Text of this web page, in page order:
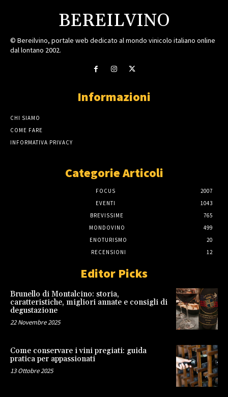
BEREILVINO
© Bereilvino, portale web dedicato al mondo vinicolo italiano online
dal lontano 2002.
Informazioni
CHI SIAMO
COME FARE
INFORMATIVA PRIVACY
Categorie Articoli
FOCUS
2007
EVENTI
1043
BREVISSIME
765
MONDOVINO
499
ENOTURISMO
20
RECENSIONI
12
Editor Picks
Brunello di Montalcino: storia,
caratteristiche, migliori annate e consigli di
degustazione
22 Novembre 2025
Come conservare i vini pregiati: guida
pratica per appassionati
13 Ottobre 2025